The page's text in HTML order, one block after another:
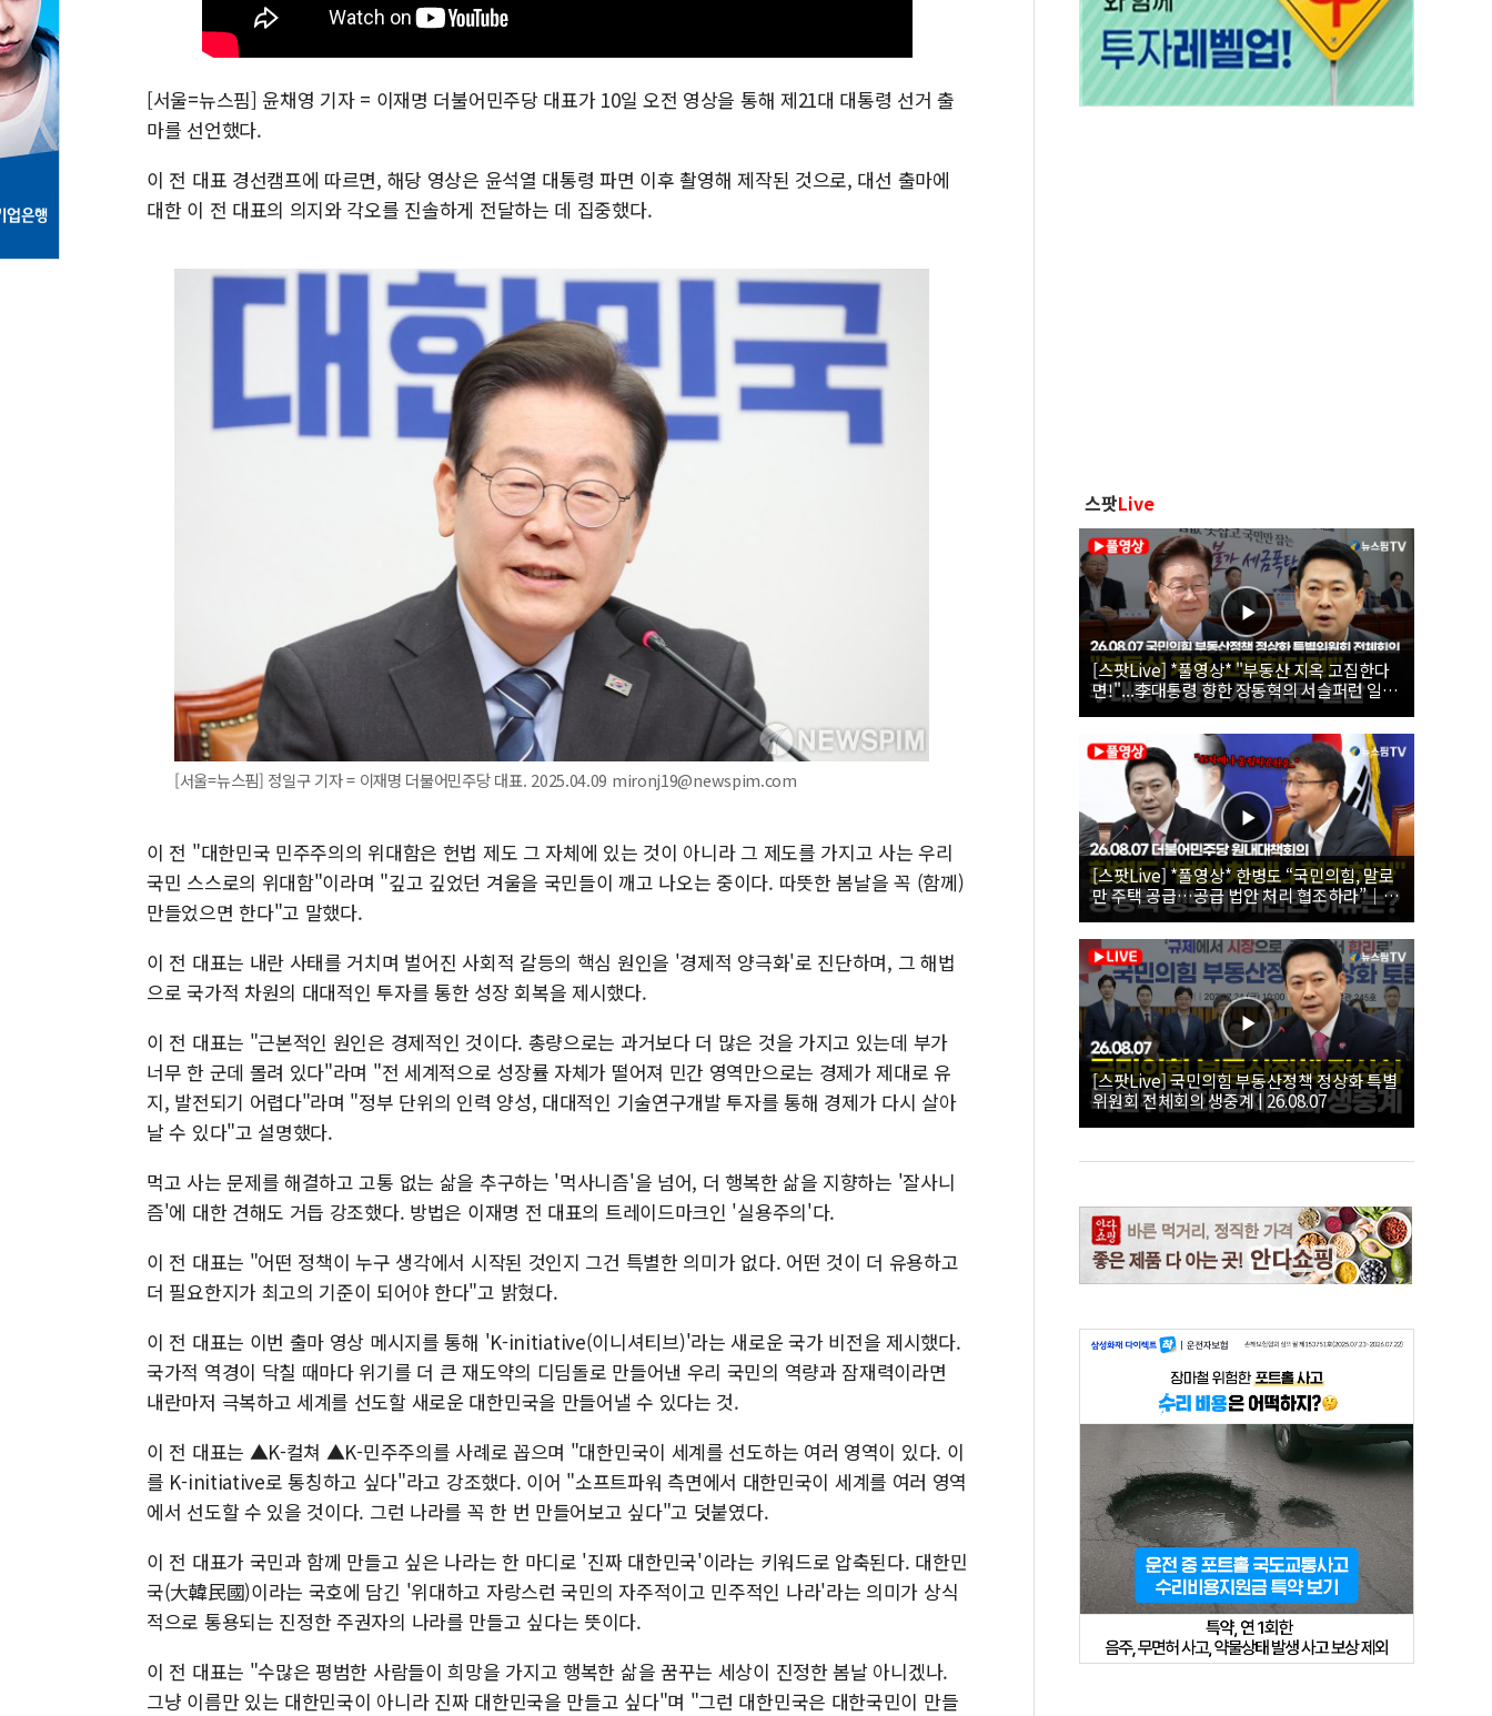
[서울=뉴스핌] 윤채영 기자 = 이재명 더불어민주당 대표가 10일 오전 영상을 통해 제21대 대통령 선거 출
마를 선언했다.
이 전 대표 경선캠프에 따르면, 해당 영상은 윤석열 대통령 파면 이후 촬영해 제작된 것으로, 대선 출마에
대한 이 전 대표의 의지와 각오를 진솔하게 전달하는 데 집중했다.
[서울=뉴스핌] 정일구 기자 = 이재명 더불어민주당 대표. 2025.04.09 mironj19@newspim.com
이 전 "대한민국 민주주의의 위대함은 헌법 제도 그 자체에 있는 것이 아니라 그 제도를 가지고 사는 우리
국민 스스로의 위대함"이라며 "깊고 깊었던 겨울을 국민들이 깨고 나오는 중이다. 따뜻한 봄날을 꼭 (함께)
만들었으면 한다"고 말했다.
이 전 대표는 내란 사태를 거치며 벌어진 사회적 갈등의 핵심 원인을 '경제적 양극화'로 진단하며, 그 해법
으로 국가적 차원의 대대적인 투자를 통한 성장 회복을 제시했다.
이 전 대표는 "근본적인 원인은 경제적인 것이다. 총량으로는 과거보다 더 많은 것을 가지고 있는데 부가
너무 한 군데 몰려 있다"라며 "전 세계적으로 성장률 자체가 떨어져 민간 영역만으로는 경제가 제대로 유
지, 발전되기 어렵다"라며 "정부 단위의 인력 양성, 대대적인 기술연구개발 투자를 통해 경제가 다시 살아
날 수 있다"고 설명했다.
먹고 사는 문제를 해결하고 고통 없는 삶을 추구하는 '먹사니즘'을 넘어, 더 행복한 삶을 지향하는 '잘사니
즘'에 대한 견해도 거듭 강조했다. 방법은 이재명 전 대표의 트레이드마크인 '실용주의'다.
이 전 대표는 "어떤 정책이 누구 생각에서 시작된 것인지 그건 특별한 의미가 없다. 어떤 것이 더 유용하고
더 필요한지가 최고의 기준이 되어야 한다"고 밝혔다.
이 전 대표는 이번 출마 영상 메시지를 통해 'K-initiative(이니셔티브)'라는 새로운 국가 비전을 제시했다.
국가적 역경이 닥칠 때마다 위기를 더 큰 재도약의 디딤돌로 만들어낸 우리 국민의 역량과 잠재력이라면
내란마저 극복하고 세계를 선도할 새로운 대한민국을 만들어낼 수 있다는 것.
이 전 대표는 ▲K-컬쳐 ▲K-민주주의를 사례로 꼽으며 "대한민국이 세계를 선도하는 여러 영역이 있다. 이
를 K-initiative로 통칭하고 싶다"라고 강조했다. 이어 "소프트파워 측면에서 대한민국이 세계를 여러 영역
에서 선도할 수 있을 것이다. 그런 나라를 꼭 한 번 만들어보고 싶다"고 덧붙였다.
이 전 대표가 국민과 함께 만들고 싶은 나라는 한 마디로 '진짜 대한민국'이라는 키워드로 압축된다. 대한민
국(大韓民國)이라는 국호에 담긴 '위대하고 자랑스런 국민의 자주적이고 민주적인 나라'라는 의미가 상식
적으로 통용되는 진정한 주권자의 나라를 만들고 싶다는 뜻이다.
이 전 대표는 "수많은 평범한 사람들이 희망을 가지고 행복한 삶을 꿈꾸는 세상이 진정한 봄날 아니겠나.
그냥 이름만 있는 대한민국이 아니라 진짜 대한민국을 만들고 싶다"며 "그런 대한민국은 대한국민이 만들
스팟Live
[스팟Live] *풀영상* "부동산 지옥 고집한다
면!"...李대통령 향한 장동혁의 서슬퍼런 일갈
| 26.08.07 국민의힘 부동산정책 정상화 특별
위원회 전체회의
[스팟Live] *풀영상* 한병도 “국민의힘, 말로
만 주택 공급…공급 법안 처리 협조하라”｜
26.08.07 더불어민주당 원내대책회의
[스팟Live] 국민의힘 부동산정책 정상화 특별
위원회 전체회의 생중계 | 26.08.07